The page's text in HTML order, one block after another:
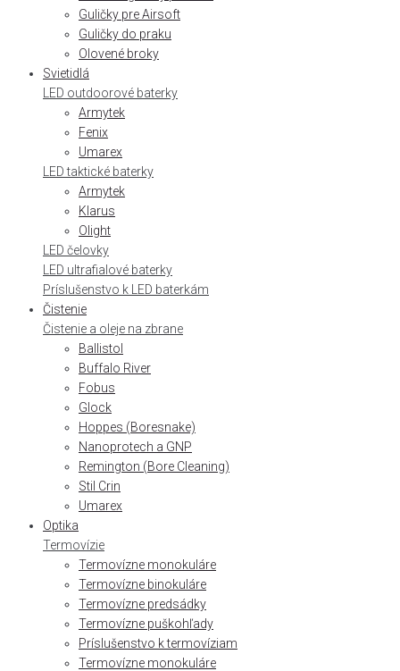
Guličky pre Airsoft
Guličky do praku
Olovené broky
Svietidlá
LED outdoorové baterky
Armytek
Fenix
Umarex
LED taktické baterky
Armytek
Klarus
Olight
LED čelovky
LED ultrafialové baterky
Príslušenstvo k LED baterkám
Čistenie
Čistenie a oleje na zbrane
Ballistol
Buffalo River
Fobus
Glock
Hoppes (Boresnake)
Nanoprotech a GNP
Remington (Bore Cleaning)
Stil Crin
Umarex
Optika
Termovízie
Termovízne monokuláre
Termovízne binokuláre
Termovízne predsádky
Termovízne puškohľady
Príslušenstvo k termovíziam
Termovízne monokuláre